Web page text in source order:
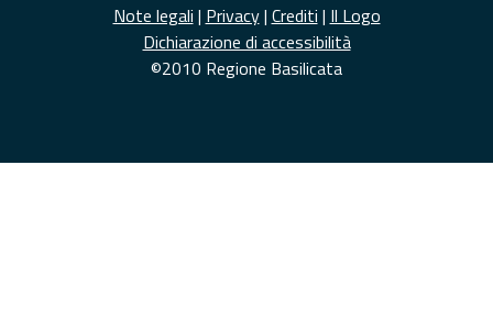
Note legali | Privacy| Crediti | Il Logo
Dichiarazione di accessibilità
©2010 Regione Basilicata